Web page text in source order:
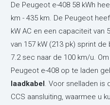
De Peugeot e-408 58 kWh
km - 435 km. De Peugeot
kW AC en een capaciteit van
van 157 kW (213 pk) sprint
7.2 sec naar de 100 km/u.
Peugeot e-408 op te laden
laadkabel. Voor snelladen is
CCS aansluiting, waarmee u